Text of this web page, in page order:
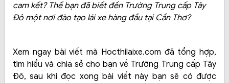
cam kết? Thế bạn đã biết đến Trường Trung cấp Tây
Đô một nơi đào tạo lái xe hàng đầu tại Cần Thơ?
Xem ngay bài viết mà Hocthilaixe.com đã tổng hợp,
tìm hiểu và chia sẻ cho bạn về Trường Trung cấp Tây
Đô, sau khi đọc xong bài viết này bạn sẽ có được